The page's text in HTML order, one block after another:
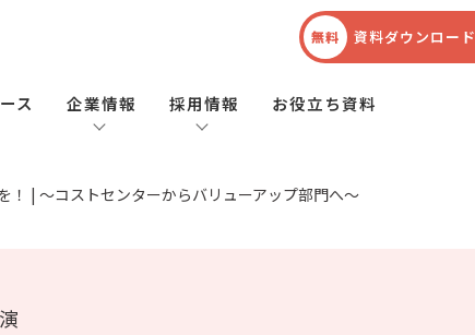
ス 企業情報 採用情報 お役立ち資料
無料 資料ダウンロード
| ～コストセンターからバリューアップ部門へ～